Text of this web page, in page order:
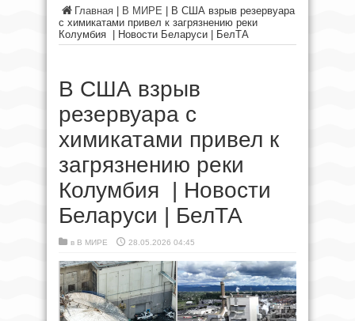
Главная В МИРЕ
В США взрыв резервуара
с химикатами привел к загрязнению реки
Колумбия | Новости Беларуси | БелТА
В США взрыв
резервуара с
химикатами привел к
загрязнению реки
Колумбия | Новости
Беларуси | БелТА
в В МИРЕ 28.05.2026 04:45